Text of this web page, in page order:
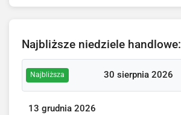
Najbliższe niedziele handlowe:
Najbliższa 30 sierpnia 2026
13 grudnia 2026